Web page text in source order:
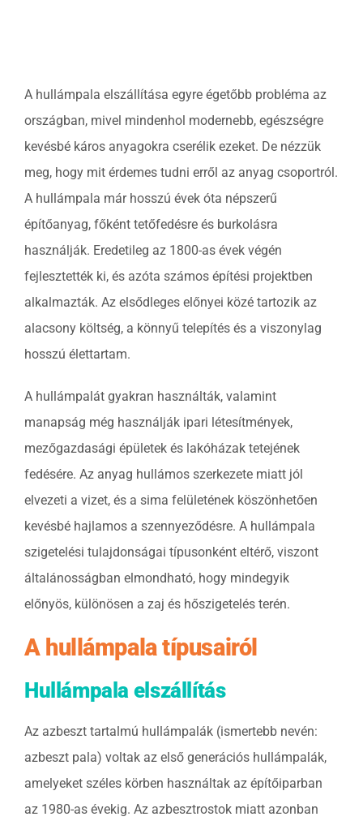
A hullámpala elszállítása egyre égetőbb probléma az
országban, mivel mindenhol modernebb, egészségre
kevésbé káros anyagokra cserélik ezeket. De nézzük
meg, hogy mit érdemes tudni erről az anyag csoportról.
A hullámpala már hosszú évek óta népszerű
építőanyag, főként tetőfedésre és burkolásra
használják. Eredetileg az 1800-as évek végén
fejlesztették ki, és azóta számos építési projektben
alkalmazták. Az elsődleges előnyei közé tartozik az
alacsony költség, a könnyű telepítés és a viszonylag
hosszú élettartam.
A hullámpalát gyakran használták, valamint
manapság még használják ipari létesítmények,
mezőgazdasági épületek és lakóházak tetejének
fedésére. Az anyag hullámos szerkezete miatt jól
elvezeti a vizet, és a sima felületének köszönhetően
kevésbé hajlamos a szennyeződésre. A hullámpala
szigetelési tulajdonságai típusonként eltérő, viszont
általánosságban elmondható, hogy mindegyik
előnyös, különösen a zaj és hőszigetelés terén.
A hullámpala típusairól
Hullámpala elszállítás
Az azbeszt tartalmú hullámpalák (ismertebb nevén:
azbeszt pala) voltak az első generációs hullámpalák,
amelyeket széles körben használtak az építőiparban
az 1980-as évekig. Az azbesztrostok miatt azonban